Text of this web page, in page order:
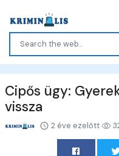
Cipős ügy:
vissza
2 éve ezelőtt